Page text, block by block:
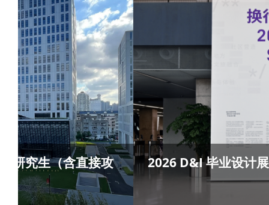
研究生（含直接攻 2026 D&I 毕业设计